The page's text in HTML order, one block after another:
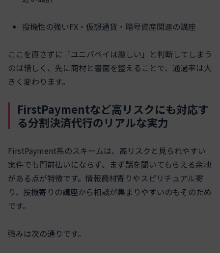
投機性の強いFX・仮想通貨・暗号資産関連の講座
ここを直さずに「ユニバペイは厳しい」と判断してしまう
のは惜しく、先に商材と書面を整えることで、通過率は大
きく変わります。
FirstPaymentなど高リスクにも対応す
る分割決済代行のリアルな実力
FirstPayment系のスキームは、高リスクと見られやすい
案件でも門前払いにならず、まず話を聞いてもらえる余地
がある点が特徴です。情報商材寄りやスピリチュアル寄
り、投機寄りの講座から相談が集まりやすいのもそのため
です。
強みは次の通りです。